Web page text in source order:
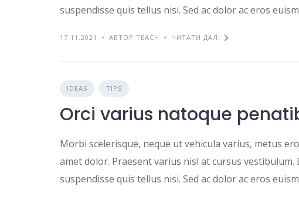
suspendisse quis tellus nisi. Sed ac dolor ac eros
17.11.2021 АВТОР TEACH ЧИТАТИ ДАЛІ
IDEAS TIPS
Orci varius natoque
Morbi scelerisque, neque ut vehicula varius, metus
amet dolor. Praesent varius nisl at cursus
suspendisse quis tellus nisi. Sed ac dolor ac eros